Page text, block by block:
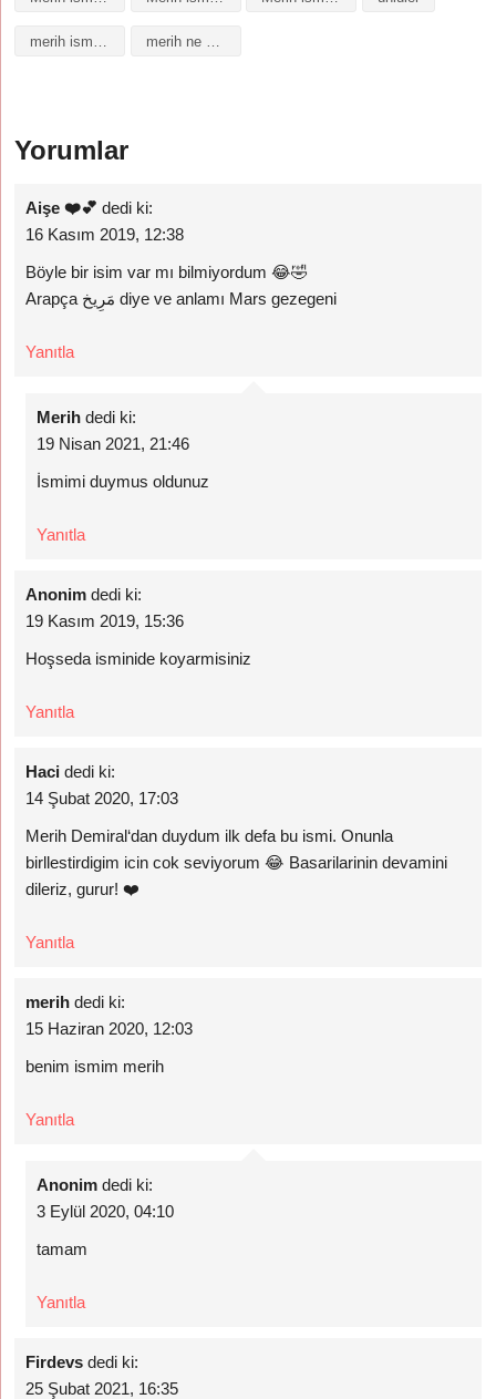
Yorumlar
Aişe ❤️💕 dedi ki:
16 Kasım 2019, 12:38
Böyle bir isim var mı bilmiyordum 😂🤣
Arapça مَرِيخ diye ve anlamı Mars gezegeni
Yanıtla
Merih dedi ki:
19 Nisan 2021, 21:46
İsmimi duymus oldunuz
Yanıtla
Anonim dedi ki:
19 Kasım 2019, 15:36
Hoşseda isminide koyarmisiniz
Yanıtla
Haci dedi ki:
14 Şubat 2020, 17:03
Merih Demiral‘dan duydum ilk defa bu ismi. Onunla
birllestirdigim icin cok seviyorum 😂 Basarilarinin devamini
dileriz, gurur! ❤️
Yanıtla
merih dedi ki:
15 Haziran 2020, 12:03
benim ismim merih
Yanıtla
Anonim dedi ki:
3 Eylül 2020, 04:10
tamam
Yanıtla
Firdevs dedi ki:
25 Şubat 2021, 16:35